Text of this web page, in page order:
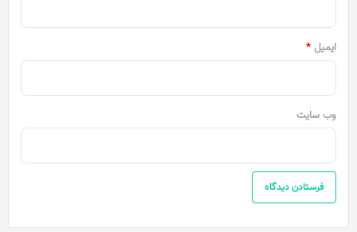
ایمیل *
وب‌ سایت